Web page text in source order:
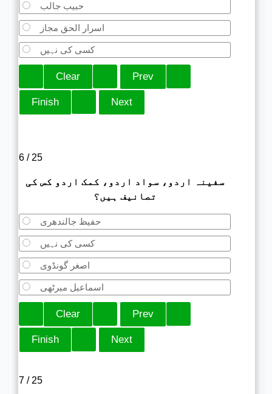
حبیب جالب
اسرار الحق مجاز
کسی کی نہیں
6 / 25
سفینہ اردو، سواد اردو، کمک اردو کس کی
تصانیف ہیں؟
حفیظ جالندھری
کسی کی نہیں
اصغر گونڈوی
اسماعیل میرٹھی
7 / 25